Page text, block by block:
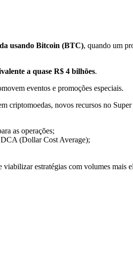
usando Bitcoin (BTC), quando um
a quase R$ 4 bilhões.
eventos e promoções especiais.
criptomoedas, novos recursos no
as operações;
DCA (Dollar Cost Average);
estratégias com volumes mais